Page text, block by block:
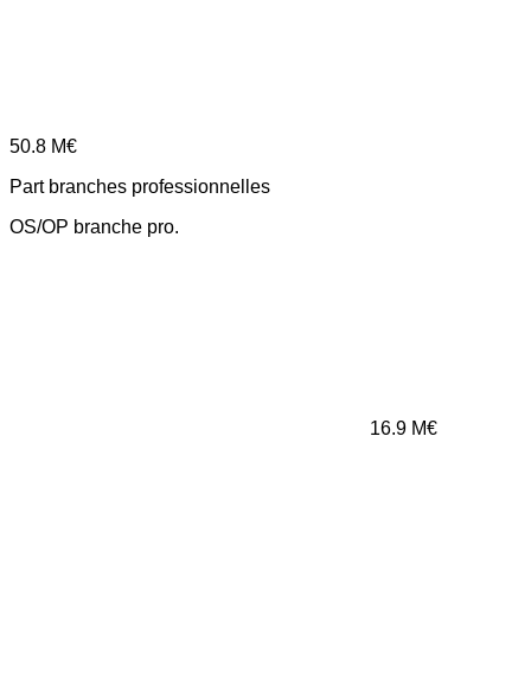
50.8 M€
Part branches professionnelles
OS/OP branche pro.
16.9 M€